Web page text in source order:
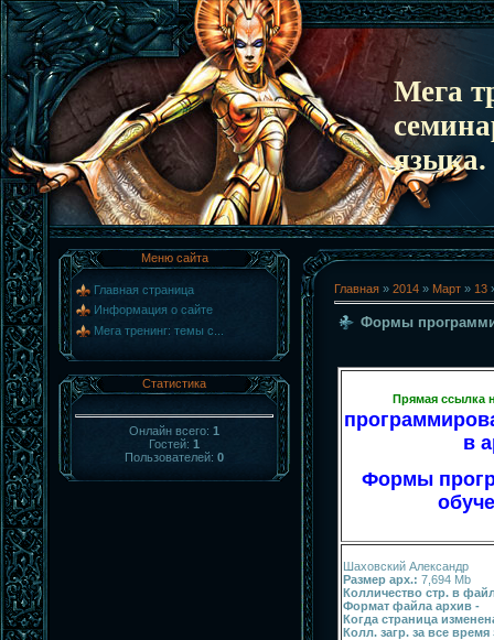
Мега
языка.
Меню сайта
Главная страница
Информация о сайте
Мега тренинг: темы с...
Статистика
Онлайн всего: 1
Гостей: 1
Пользователей: 0
Главная » 2014 » Март » 13
Формы
Прямая ссылка
в
Формы
Шаховский Александр
Размер арх.: 7,694 Mb
Колличество стр. в
Формат файла архив -
Когда страница
Колл. загр. за все